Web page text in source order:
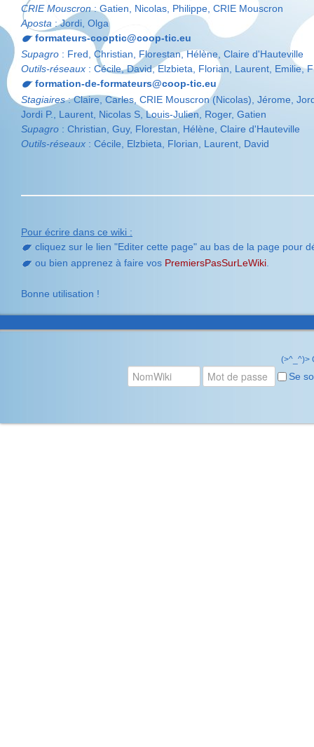
CRIE Mouscron: Gatien, Nicolas, Philippe, CRIE Mouscron
Aposta : Jordi, Olga
formateurs-cooptic@coop-tic.eu
Supagro : Fred, Christian, Florestan, Hélène, Claire d'Hauteville
Outils-réseaux : Cécile, David, Elzbieta, Florian, Laurent, Emilie,
formation-de-formateurs@coop-tic.eu
Stagiaires: Claire, Carles, CRIE Mouscron (Nicolas), Jérome,
Jordi P., Laurent, Nicolas S, Louis-Julien, Roger, Gatien
Supagro : Christian, Guy, Florestan, Hélène, Claire d'Hauteville
Outils-réseaux : Cécile, Elzbieta, Florian, Laurent, David
Pour écrire dans ce wiki :
cliquez sur le lien "Editer cette page" au bas de la page pour
ou bien apprenez à faire vos PremiersPasSurLeWiki
Bonne utilisation !
(>^_^)>
Se